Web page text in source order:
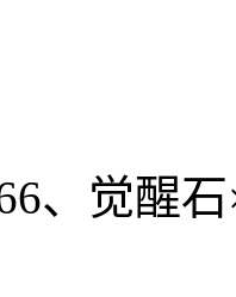
、觉醒